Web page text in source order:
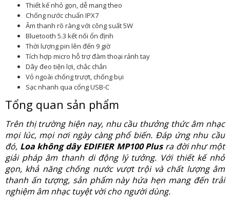
Thiết kế nhỏ gọn, dễ mang theo
Chống nước chuẩn IPX7
Âm thanh rõ ràng với công suất 5W
Bluetooth 5.3 kết nối ổn định
Thời lượng pin lên đến 9 giờ
Tích hợp micro hỗ trợ đàm thoại rảnh tay
Dây đeo tiện lợi, chắc chắn
Vỏ ngoài chống trượt, chống bụi
Sạc nhanh qua cổng USB-C
Tổng quan sản phẩm
Trên thị trường hiện nay, nhu cầu thưởng thức âm nhạc
mọi lúc, mọi nơi ngày càng phổ biến. Đáp ứng nhu cầu
đó, Loa không dây EDIFIER MP100 Plusra đời như một
giải pháp âm thanh di động lý tưởng. Với thiết kế nhỏ
gọn, khả năng chống nước vượt trội và chất lượng âm
thanh ấn tượng, sản phẩm này hứa hẹn mang đến trải
nghiệm âm nhạc tuyệt vời cho người dùng.